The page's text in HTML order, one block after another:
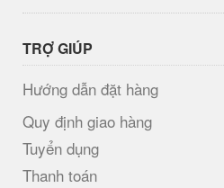
TRỢ GIÚP
Hướng dẫn đặt hàng
Quy định giao hàng
Tuyển dụng
Thanh toán